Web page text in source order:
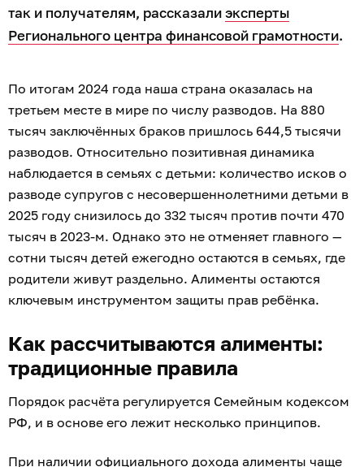
так и получателям, рассказалиэксперты
Регионального центра финансовой грамотности.
По итогам 2024 года наша страна оказалась на
третьем месте в мире по числу разводов. На 880
тысяч заключённых браков пришлось 644,5 тысячи
разводов. Относительно позитивная динамика
наблюдается в семьях с детьми: количество исков о
разводе супругов с несовершеннолетними детьми в
2025 году снизилось до 332 тысяч против почти 470
тысяч в 2023-м. Однако это не отменяет главного —
сотни тысяч детей ежегодно остаются в семьях, где
родители живут раздельно. Алименты остаются
ключевым инструментом защиты прав ребёнка.
Как рассчитываются алименты:
традиционные правила
Порядок расчёта регулируется Семейным кодексом
РФ, и в основе его лежит несколько принципов.
При наличии официального дохода алименты чаще